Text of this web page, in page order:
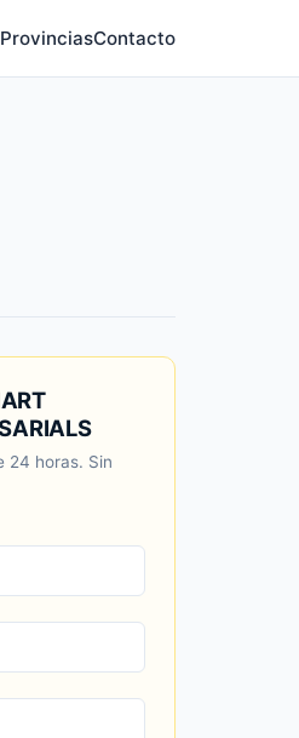
ProvinciasContacto
24 horas. Sin